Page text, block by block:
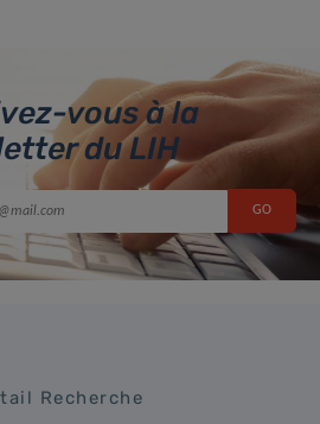
vous à la
du LIH
Recherche